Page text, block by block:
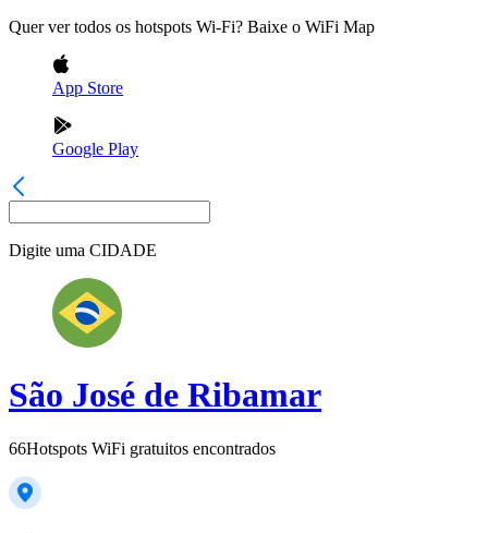
Quer ver todos os hotspots Wi-Fi? Baixe o WiFi Map
App Store
Google Play
Digite uma CIDADE
São José de Ribamar
66Hotspots WiFi gratuitos encontrados